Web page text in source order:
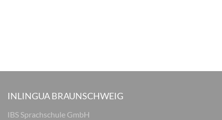
INLINGUA BRAUNSCHWEIG
IBS Sprachschule GmbH